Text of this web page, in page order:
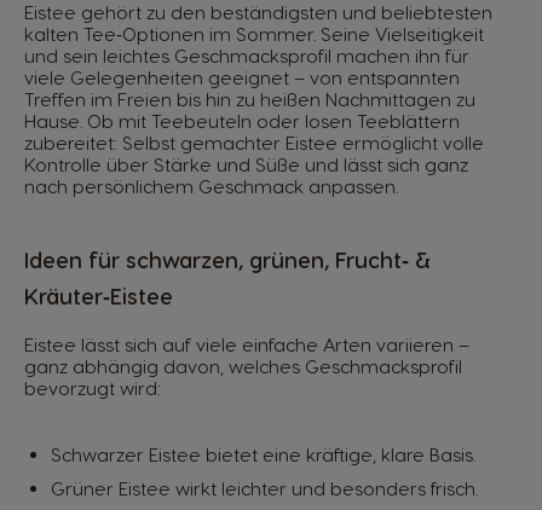
Eistee gehört zu den beständigsten und beliebtesten
kalten Tee‑Optionen im Sommer. Seine Vielseitigkeit
und sein leichtes Geschmacksprofil machen ihn für
viele Gelegenheiten geeignet – von entspannten
Treffen im Freien bis hin zu heißen Nachmittagen zu
Hause. Ob mit Teebeuteln oder losen Teeblättern
zubereitet: Selbst gemachter Eistee ermöglicht volle
Kontrolle über Stärke und Süße und lässt sich ganz
nach persönlichem Geschmack anpassen.
Ideen für schwarzen, grünen, Frucht‑ &
Kräuter‑Eistee
Eistee lässt sich auf viele einfache Arten variieren –
ganz abhängig davon, welches Geschmacksprofil
bevorzugt wird:
Schwarzer Eistee bietet eine kräftige, klare Basis.
Grüner Eistee wirkt leichter und besonders frisch.